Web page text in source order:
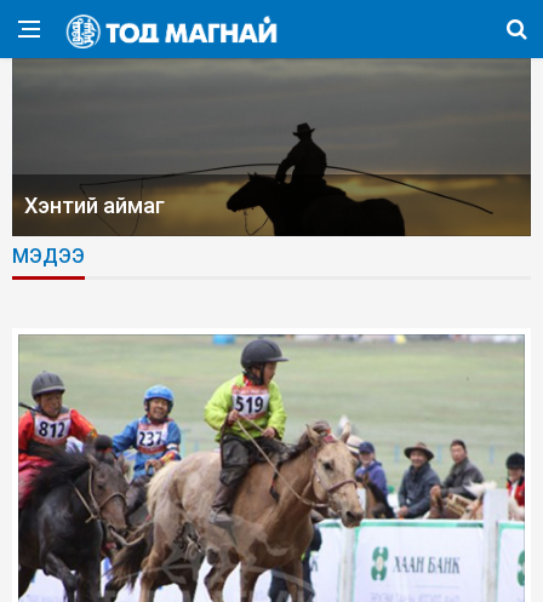
Хэнтий аймаг
МЭДЭЭ